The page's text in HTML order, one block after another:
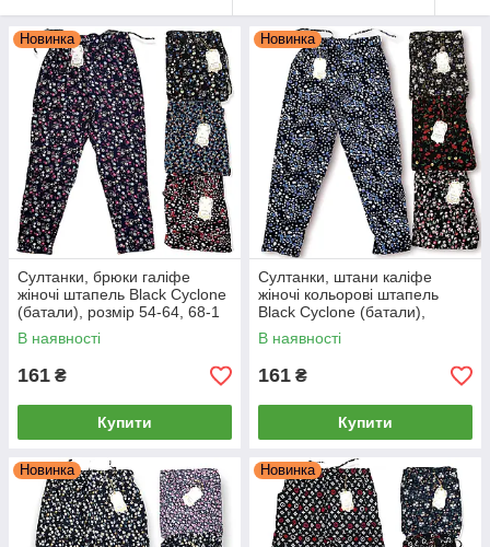
Новинка
Султанки, брюки галіфе
жіночі штапель Black Cyclone
(батали), розмір 54-64, 68-1
В наявності
161 ₴
Купити
Новинка
Султанки, штани каліфе
жіночі кольорові штапель
Black Cyclone (батали),
розмір 54-64, 68-2
В наявності
161 ₴
Купити
Новинка Новинка